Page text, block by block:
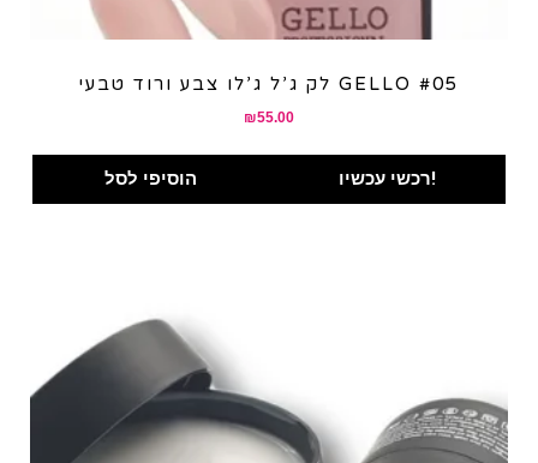
לק ג’ל ג’לו צבע ורוד טבעי GELLO #05
₪55.00
הוסיפי לסל רכשי עכשיו!